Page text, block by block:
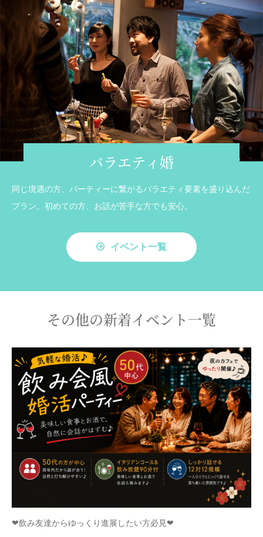
バラエティ婚
同じ境遇の方、パーティーに繋がるバラエティ要素を盛り込んだ
プラン。初めての方、お話が苦手な方でも安心。
イベント一覧
その他の新着イベント一覧
❤飲み友達からゆっくり進展したい方必見❤